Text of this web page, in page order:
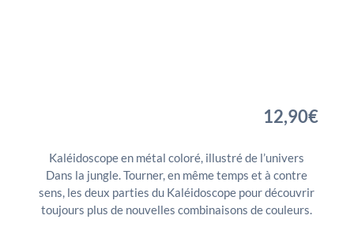
12,90€
Kaléidoscope en métal coloré, illustré de l’univers
Dans la jungle. Tourner, en même temps et à contre
sens, les deux parties du Kaléidoscope pour découvrir
toujours plus de nouvelles combinaisons de couleurs.